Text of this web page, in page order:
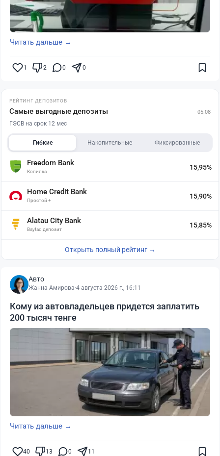
Читать дальше →
1 2 0 0
РЕЙТИНГ ДЕПОЗИТОВ
Самые выгодные депозиты 05.08
ГЭСВ на срок 12 мес
Гибкие Накопительные Фиксированные
Freedom Bank
Копилка
15,95%
Home Credit Bank
Простой +
15,90%
Alatau City Bank
Baytaq депозит
15,85%
Открыть полный рейтинг →
Авто
Жанна Амирова·4 августа 2026 г., 16:11
Кому из автовладельцев придется заплатить
200 тысяч тенге
Читать дальше →
40 13 0 11